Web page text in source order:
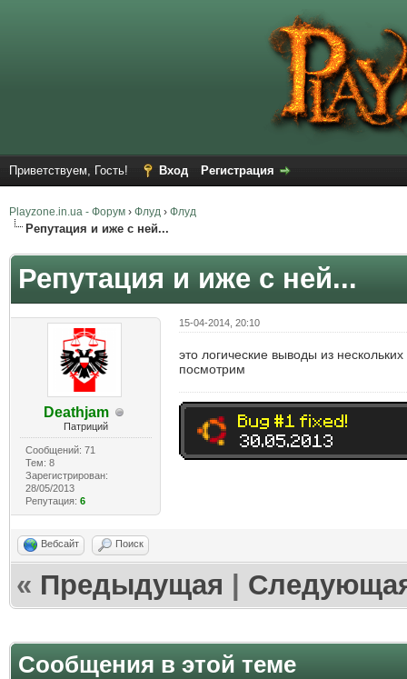
Приветствуем, Гость! Вход Регистрация
Playzone.in.ua - Форум › Флуд › Флуд
Репутация и иже с ней...
Репутация и иже с ней...
Deathjam
Патриций
Сообщений: 71
Тем: 8
Зарегистрирован:
28/05/2013
Репутация: 6
15-04-2014, 20:10
это логические выводы из
посмотрим
Вебсайт Поиск
« Предыдущая
Сообщения в этой теме